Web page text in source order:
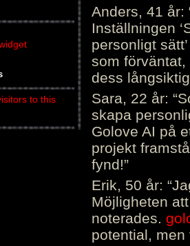
Anders, 41 år:
Inställningen
personligt
som
dess
Sara, 22 år:
skapa
Golove AI på
projekt
fynd!”
Erik, 50 år:
Möjligheten
noterades.
potential, men